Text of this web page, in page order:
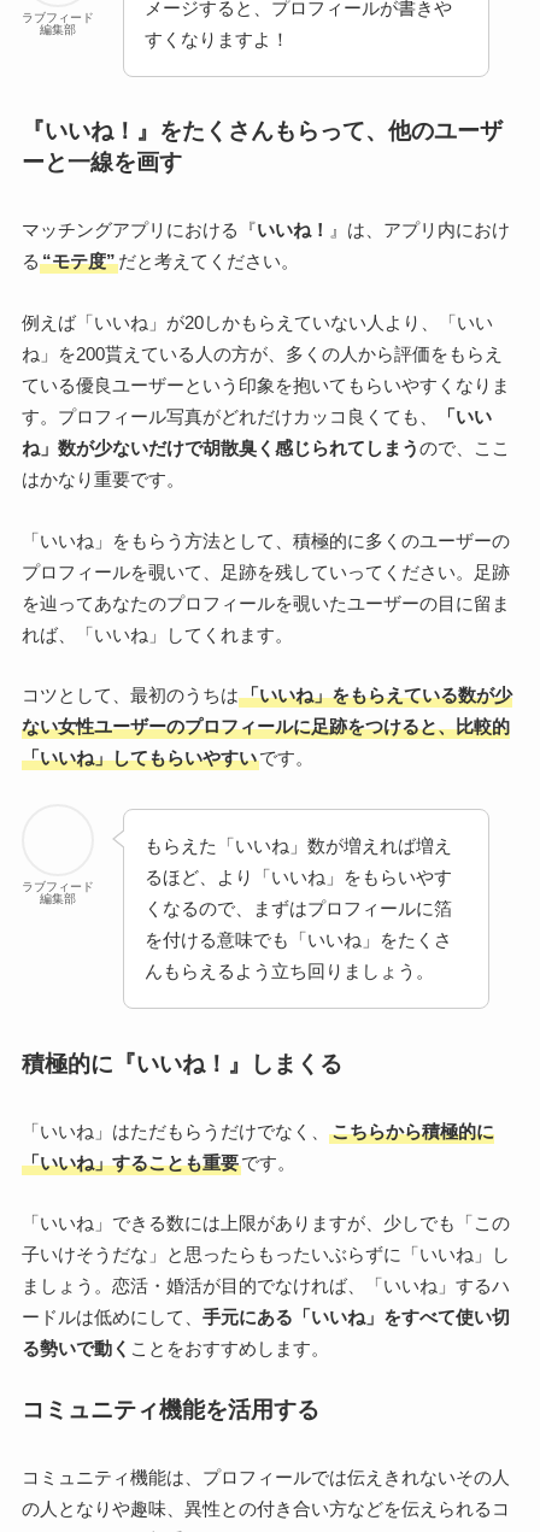
ラブフィード
編集部
メージすると、プロフィールが書きや
すくなりますよ！
『いいね！』をたくさんもらって、他のユーザ
ーと一線を画す
マッチングアプリにおける『いいね！ 』は、アプリ内におけ
る “モテ度”だと考えてください。
例えば「いいね」が20しかもらえていない人より、「いい
ね」を200貰えている人の方が、多くの人から評価をもらえ
ている優良ユーザーという印象を抱いてもらいやすくなりま
す。プロフィール写真がどれだけカッコ良くても、
「いい
ね」数が少ないだけで胡散臭く感じられてしまうので、ここ
はかなり重要です。
「いいね」をもらう方法として、積極的に多くのユーザーの
プロフィールを覗いて、足跡を残していってください。足跡
を辿ってあなたのプロフィールを覗いたユーザーの目に留ま
れば、「いいね」してくれます。
コツとして、最初のうちは「いいね」をもらえている数が少
ない女性ユーザーのプロフィールに足跡をつけると、比較的
「いいね」してもらいやすいです。
ラブフィード
編集部
もらえた「いいね」数が増えれば増え
るほど、より「いいね」をもらいやす
くなるので、まずはプロフィールに箔
を付ける意味でも「いいね」をたくさ
んもらえるよう立ち回りましょう。
積極的に『いいね！』しまくる
「いいね」はただもらうだけでなく、
こちらから積極的に
「いいね」することも重要です。
「いいね」できる数には上限がありますが、少しでも「この
子いけそうだな」と思ったらもったいぶらずに「いいね」し
ましょう。恋活・婚活が目的でなければ、「いいね」するハ
ードルは低めにして、 手元にある「いいね」をすべて使い切
る勢いで動く ことをおすすめします。
コミュニティ機能を活用する
コミュニティ機能は、プロフィールでは伝えきれないその人
の人となりや趣味、異性との付き合い方などを伝えられるコ